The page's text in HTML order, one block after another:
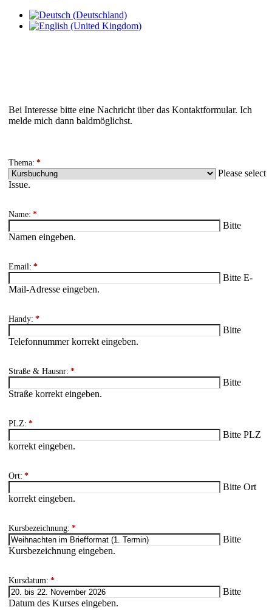
Bei Interesse bitte eine Nachricht über das Kontaktformular. Ich
melde mich dann baldmöglichst.
Thema: *
Please select
Issue.
Name: *
Bitte
Namen eingeben.
Email: *
Bitte E-
Mail-Adresse eingeben.
Handy: *
Bitte
Telefonnummer korrekt eingeben.
Straße & Hausnr: *
Bitte
Straße korrekt eingeben.
PLZ: *
Bitte PLZ
korrekt eingeben.
Ort: *
Bitte Ort
korrekt eingeben.
Kursbezeichnung: *
Bitte
Kursbezeichnung eingeben.
Kursdatum: *
Bitte
Datum des Kurses eingeben.